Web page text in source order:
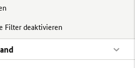
deaktivieren